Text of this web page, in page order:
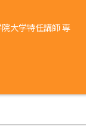
大学特任講師 専